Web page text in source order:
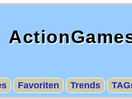
Favoriten Trends